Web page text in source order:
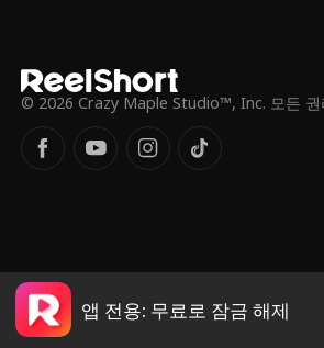
© 2026 Crazy Maple Studio™, Inc. 모든 권
앱 전용: 무료로 잠금 해제